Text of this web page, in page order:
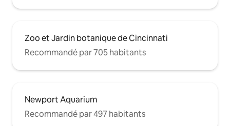
Zoo et Jardin botanique de Cincinnati
Recommandé par 705 habitants
Newport Aquarium
Recommandé par 497 habitants